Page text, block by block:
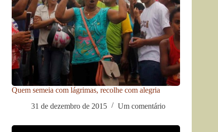
Quem semeia com lágrimas, recolhe com alegria
31 de dezembro de 2015
Um comentário